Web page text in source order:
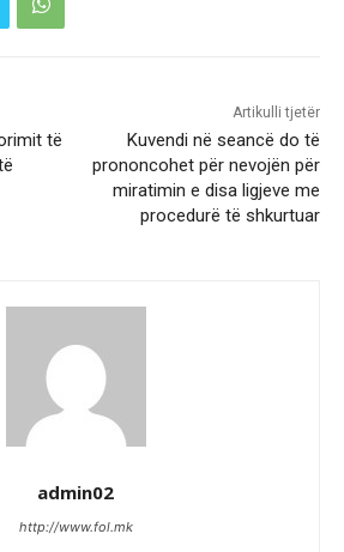
të
Artikulli tjetër
Kuvendi në seancë do të
prononcohet për nevojën për
miratimin e disa ligjeve me
procedurë të shkurtuar
admin02
http://www.fol.mk